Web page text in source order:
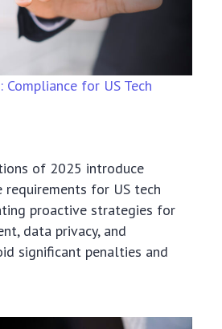
Recibir
for US Tech
of 2025 introduce
for US tech
proactive strategies for
data privacy, and
significant penalties and